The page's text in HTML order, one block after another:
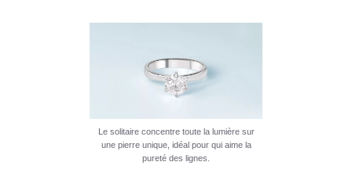
Le solitaire concentre toute la lumière sur
une pierre unique, idéal pour qui aime la
pureté des lignes.